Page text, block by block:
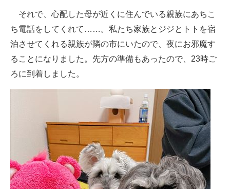
それで、心配した母が近くに住んでいる親族にあちこ
ち電話をしてくれて……。私たち家族とジジとトトを宿
泊させてくれる親族が隣の市にいたので、夜にお邪魔す
ることになりました。先方の準備もあったので、23時ご
ろに到着しました。